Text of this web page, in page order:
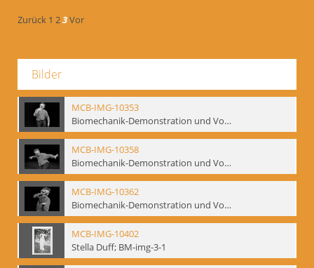
Zurück 1 23Vor
Bilder
MCB-IMG-10353
Biomechanik-Demonstration und Vortrag, Berliner Ensemble, 04.10.1991
MCB-IMG-10358
Biomechanik-Demonstration und Vortrag, Berliner Ensemble, 04.10.1991
MCB-IMG-10362
Biomechanik-Demonstration und Vortrag, Berliner Ensemble, 04.10.1991
MCB-IMG-10402
Stella Duff; BM-img-3-1